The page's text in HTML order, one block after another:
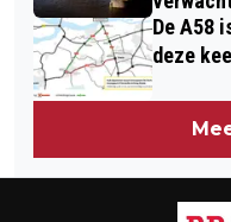
De A58
deze